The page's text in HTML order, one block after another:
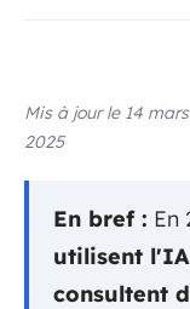
Mis à jour le 14
2025
En bref : En
utilisent l'IA
consultent